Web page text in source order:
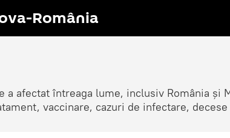
România
a afectat întreaga lume, inclusiv România și
vaccinare, cazuri de infectare, decese